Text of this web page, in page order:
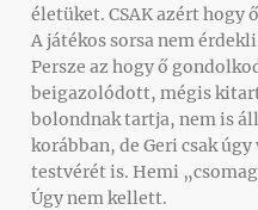
életüket. CSAK azért hogy
A játékos sorsa nem
Persze az hogy ő
beigazolódott, mégis
bolondnak tartja, nem is
korábban, de Geri csak
testvérét is. Hemi
Úgy nem kellett.